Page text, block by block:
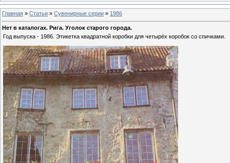
Главная » Статьи » Сувенирные серии » 1986
Нет в каталогах. Рига. Уголок старого города.
Год выпуска - 1986. Этикетка квадратной коробки для четырёх коробок со спичками.